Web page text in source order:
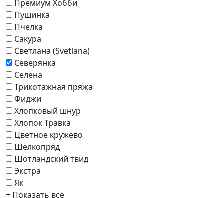
Премиум Хобби
Пушинка
Пчелка
Сакура
Светлана (Svetlana)
Северянка
Селена
Трикотажная пряжа
Фиджи
Хлопковый шнур
Хлопок Травка
Цветное кружево
Шелкопряд
Шотландский твид
Экстра
Як
+ Показать всё